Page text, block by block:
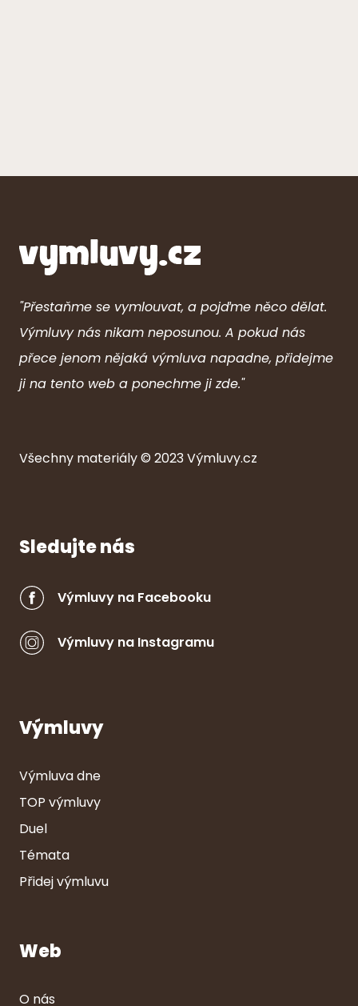
"Přestaňme se vymlouvat, a pojďme něco dělat.
Výmluvy nás nikam neposunou. A pokud nás
přece jenom nějaká výmluva napadne, přidejme
ji na tento web a ponechme ji zde."
Všechny materiály © 2023Výmluvy.cz
Sledujte nás
Výmluvy na Facebooku
Výmluvy na Instagramu
Výmluvy
Výmluva dne
TOP výmluvy
Duel
Témata
Přidej výmluvu
Web
O nás